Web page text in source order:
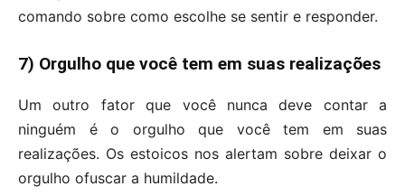
comando sobre como escolhe se sentir e responder.
7) Orgulho que você tem em suas realizações
Um outro fator que você nunca deve contar a
ninguém é o orgulho que você tem em suas
realizações. Os estoicos nos alertam sobre deixar o
orgulho ofuscar a humildade.